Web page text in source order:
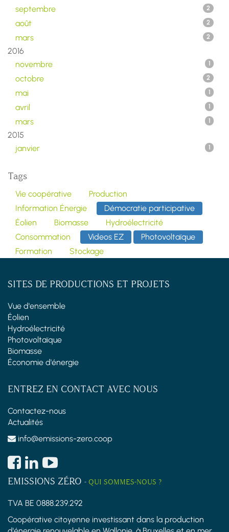
septembre 2
août 2
mars 2
2016
novembre
1
octobre 2
mai 1
avril 1
mars 1
2015
janvier
1
Tags
Vie coopérative
Production
Information Énergie
Démocratie participative
Éolien
Biomasse
Hydroélectricité
Consommation
Videos EZ
Photovoltaïque
Formation
Stockage
SITES DE PRODUCTIONS ET PROJETS
Vue d'ensemble
Éolien
Hydroélectricité
Photovoltaïque
Biomasse
Économie d'énergie
ENTREZ EN CONTACT AVEC NOUS
Contactez-nous
Actualités
info@emissions-zero.coop
EMISSIONS ZÉRO - QUI SOMMES-NOUS ?
TVA BE 0888.239.292
Coopérative citoyenne investissant dans la production